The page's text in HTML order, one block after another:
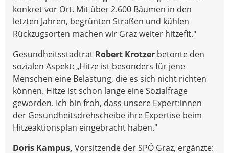
konkret vor Ort. Mit über 2.600 Bäumen in den
letzten Jahren, begrünten Straßen und kühlen
Rückzugsorten machen wir Graz weiter hitzefit."
Gesundheitsstadtrat Robert Krotzer betonte den
sozialen Aspekt: „Hitze ist besonders für jene
Menschen eine Belastung, die es sich nicht richten
können. Hitze ist schon lange eine Sozialfrage
geworden. Ich bin froh, dass unsere Expert:innen
der Gesundheitsdrehscheibe ihre Expertise beim
Hitzeaktionsplan eingebracht haben."
Doris Kampus, Vorsitzende der SPÖ Graz, ergänzte: